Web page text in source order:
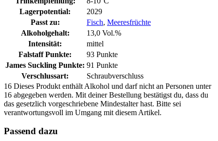
Lagerpotential:
2029
Passt zu:
Fisch, Meeresfrüchte
Alkoholgehalt:
13,0 Vol.%
Intensität:
mittel
Falstaff Punkte:
93 Punkte
James Suckling Punkte: 91 Punkte
Verschlussart:
Schraubverschluss
16 Dieses Produkt enthält Alkohol und darf nicht an Personen unter
16 abgegeben werden. Mit deiner Bestellung bestätigst du, dass du
das gesetzlich vorgeschriebene Mindestalter hast. Bitte sei
verantwortungsvoll im Umgang mit diesem Artikel.
Passend dazu